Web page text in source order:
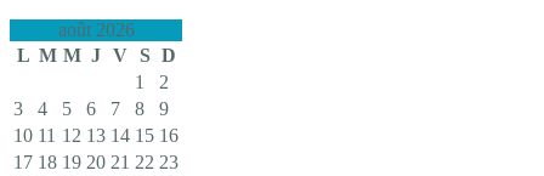
août 2026
L M M J V S D
1
2
3
4 5 6 7 8
9
10 11 12 13 14 15 16
17 18 19 20 21 22 23